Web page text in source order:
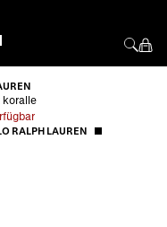
koralle
RALPH LAUREN